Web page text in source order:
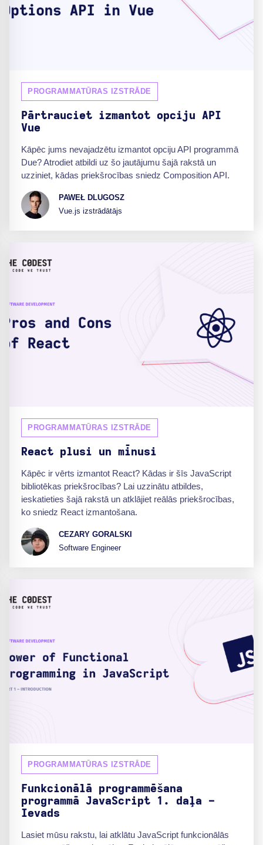
PROGRAMMATŪRAS IZSTRĀDE
Pārtrauciet izmantot opciju API
Vue
Kāpēc jums nevajadzētu izmantot opciju API programmā
Due? Atrodiet atbildi uz šo jautājumu šajā rakstā un
uzziniet, kādas priekšrocības sniedz Composition API.
PAWEŁ DLUGOSZ
Vue.js izstrādātājs
PROGRAMMATŪRAS IZSTRĀDE
React plusi un mīnusi
Kāpēc ir vērts izmantot React? Kādas ir šīs JavaScript
bibliotēkas priekšrocības? Lai uzzinātu atbildes,
ieskatieties šajā rakstā un atklājiet reālās priekšrocības,
ko sniedz React izmantošana.
CEZARY GORALSKI
Software Engineer
PROGRAMMATŪRAS IZSTRĀDE
Funkcionālā programmēšana
programmā JavaScript 1. daļa -
Ievads
Lasiet mūsu rakstu, lai atklātu JavaScript funkcionālās